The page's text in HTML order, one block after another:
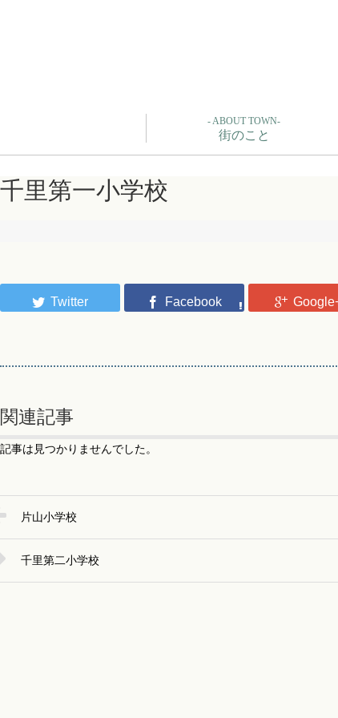
- ABOUT TOWN-
街のこと
千里第一小学校
関連記事
記事は見つかりませんでした。
片山小学校
千里第二小学校